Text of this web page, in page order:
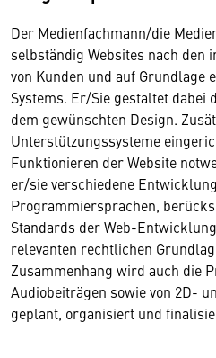
Der Medienfachmann/die
selbständig Websites nach den
von Kunden und auf Grundlage
Systems. Er/Sie gestaltet dabei
dem gewünschten Design.
Unterstützungssysteme
Funktionieren der Website
er/sie verschiedene
Programmiersprachen,
Standards der Web-
relevanten rechtlichen
Zusammenhang wird auch die
Audiobeiträgen sowie von 2D-
geplant, organisiert und